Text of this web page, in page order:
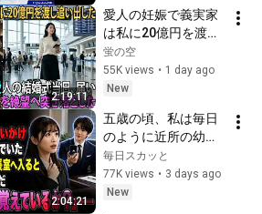
2:19:11
愛人の妊娠で義実家
は私に20億円を渡し
追い出した。夫と愛
人の結婚式当日、届
いた一通の封筒がす
――| 感動する話 | ス
カッとする話
蛍の空
55K views • 1 day ago
New
2:04:21
五歳の頃、私は毎日
のように近所の幼な
じみを追いかけ、
「私の旦那さん」と
呼んでいた。十七年
毎日スカッと
77K views • 3 days ago
New